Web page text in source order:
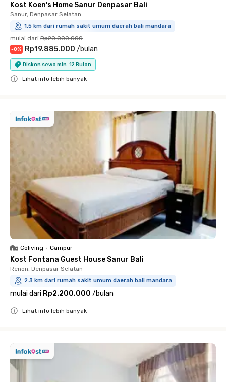
Kost Koen's Home Sanur Denpasar Bali
Sanur, Denpasar Selatan
1.5 km dari rumah sakit umum daerah bali mandara
mulai dari Rp20.000.000
-0% Rp19.885.000 /bulan
Diskon sewa min. 12 Bulan
Lihat info lebih banyak
Coliving • Campur
Kost Fontana Guest House Sanur Bali
Renon, Denpasar Selatan
2.3 km dari rumah sakit umum daerah bali mandara
mulai dari Rp2.200.000 /bulan
Lihat info lebih banyak